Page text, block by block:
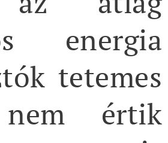
energia
tetemes
értik